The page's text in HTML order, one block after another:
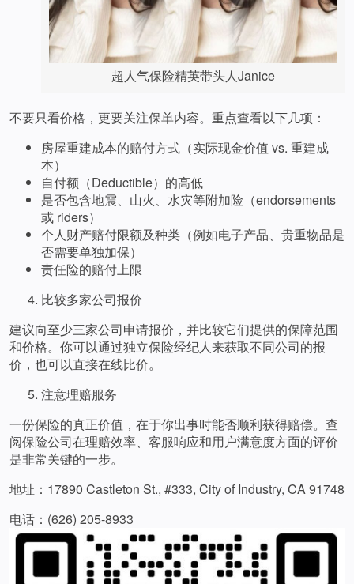
超人气保险精英带头人Janice
不要只看价格，更要关注保单内容。重点查看以下几项：
房屋重建成本的赔付方式（实际现金价值 vs. 重建成
本）
自付额（Deductible）的高低
是否包含地震、山火、水灾等附加险（endorsements
或 riders）
个人财产赔付限额及种类（例如电子产品、贵重物品是
否需要单独加保）
责任险的赔付上限
比较多家公司报价
建议向至少三家公司申请报价，并比较它们提供的保障范围
和价格。你可以通过独立保险经纪人来获取不同公司的报
价，也可以直接在线比价。
注意理赔服务
一份保险的真正价值，在于你出事时能否顺利获得赔偿。查
阅保险公司在理赔效率、客服响应和用户满意度方面的评价
是非常关键的一步。
地址：17890 Castleton St., #333, City of Industry, CA 91748
电话：(626) 205-8933